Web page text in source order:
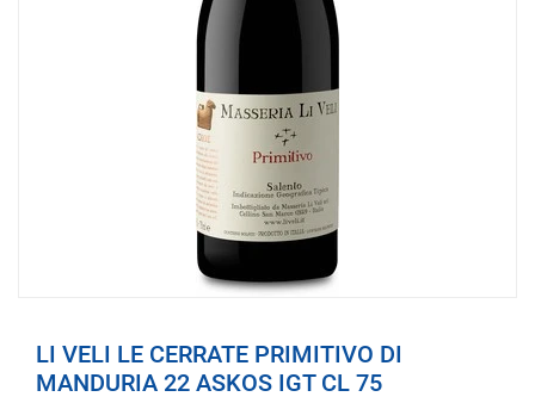
LI VELI LE CERRATE PRIMITIVO DI
MANDURIA 22 ASKOS IGT CL 75